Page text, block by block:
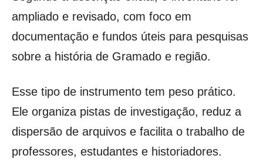
ampliado e revisado, com foco em
documentação e fundos úteis para pesquisas
sobre a história de Gramado e região.
Esse tipo de instrumento tem peso prático.
Ele organiza pistas de investigação, reduz a
dispersão de arquivos e facilita o trabalho de
professores, estudantes e historiadores.